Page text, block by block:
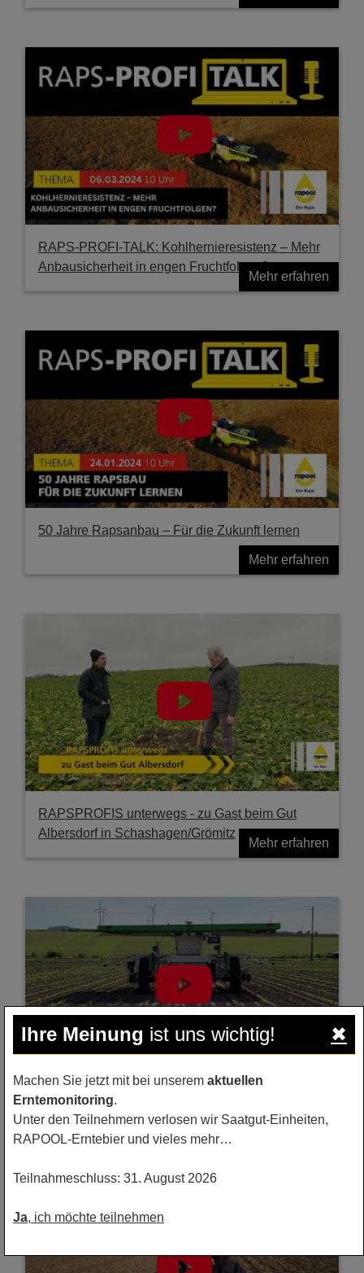
RAPS-PROFI-TALK: Kohlhernieresistenz – Mehr
Anbausicherheit in engen Fruchtfolgen?
Mehr erfahren
50 Jahre Rapsanbau – Für die Zukunft lernen
Mehr erfahren
RAPSPROFIS unterwegs - zu Gast beim Gut
Albersdorf in Schashagen/Grömitz
Mehr erfahren
Rapsanbau mit dem FarmDroid
Mehr erfahren
Ihre Meinung ist uns wichtig! ✖
Machen Sie jetzt mit bei unserem aktuellen
Erntemonitoring.
Unter den Teilnehmern verlosen wir Saatgut-Einheiten,
RAPOOL-Erntebier und vieles mehr…
Teilnahmeschluss: 31. August 2026
Ja, ich möchte teilnehmen